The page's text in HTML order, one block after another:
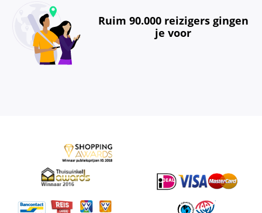
Ruim 90.000 reizigers gingen
je voor